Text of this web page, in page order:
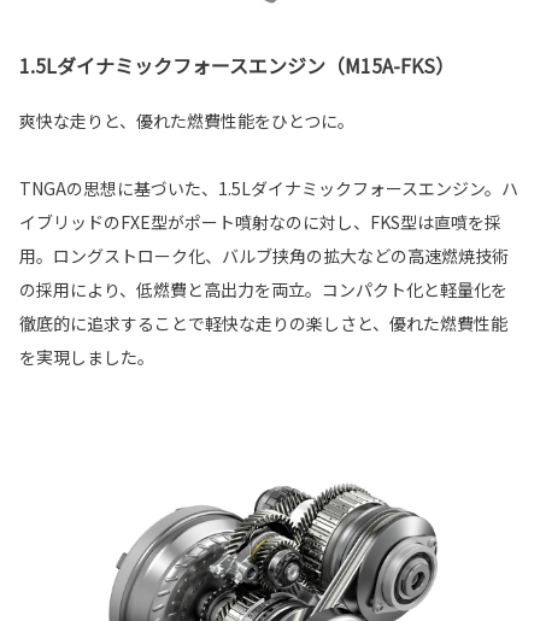
1.5Lダイナミックフォースエンジン（M15A-FKS）
爽快な走りと、優れた燃費性能をひとつに。
TNGAの思想に基づいた、1.5Lダイナミックフォースエンジン。ハ
イブリッドのFXE型がポート噴射なのに対し、FKS型は直噴を採
用。ロングストローク化、バルブ挟角の拡大などの高速燃焼技術
の採用により、低燃費と高出力を両立。コンパクト化と軽量化を
徹底的に追求することで軽快な走りの楽しさと、優れた燃費性能
を実現しました。